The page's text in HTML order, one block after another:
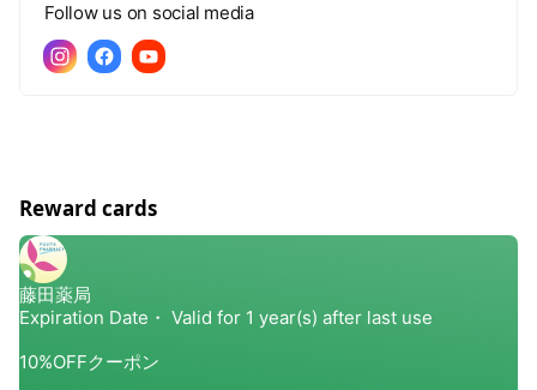
Follow us on social media
Reward cards